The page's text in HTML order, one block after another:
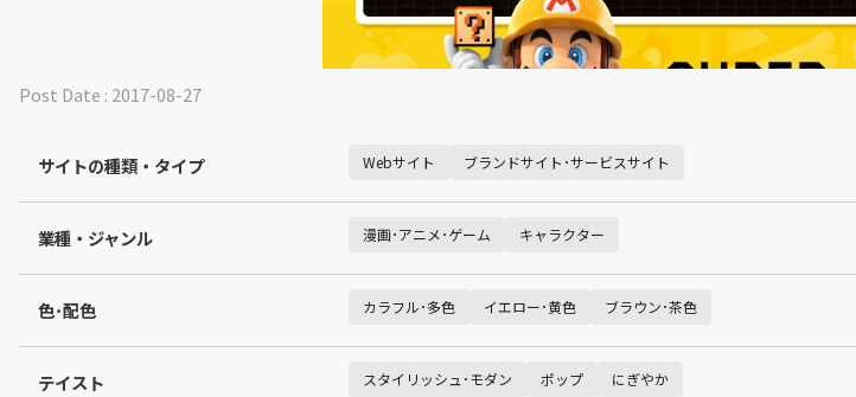
Post Date : 2017-08-27
サイトの種類・タイプ Webサイト ブランドサイト･サービスサイト
業種・ジャンル 漫画･アニメ･ゲーム キャラクター
色･配色 カラフル･多色 イエロー･黄色 ブラウン･茶色
テイスト スタイリッシュ･モダン ポップ にぎやか